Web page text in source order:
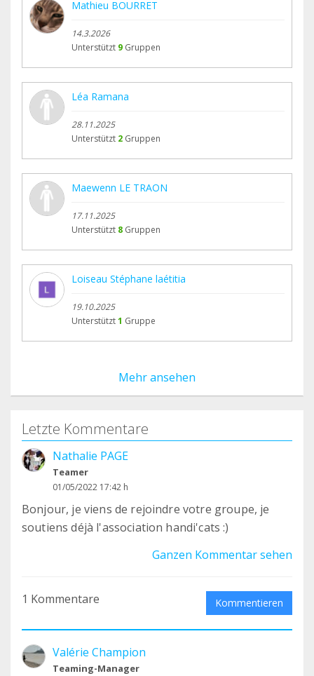
Mathieu BOURRET
14.3.2026
Unterstützt 9 Gruppen
Léa Ramana
28.11.2025
Unterstützt 2 Gruppen
Maewenn LE TRAON
17.11.2025
Unterstützt 8 Gruppen
Loiseau Stéphane laétitia
19.10.2025
Unterstützt1 Gruppe
Mehr ansehen
Letzte Kommentare
Nathalie PAGE
Teamer
01/05/2022 17:42 h
Bonjour, je viens de rejoindre votre groupe, je
soutiens déjà l'association handi'cats :)
Ganzen Kommentar sehen
1 Kommentare Kommentieren
Valérie Champion
Teaming-Manager